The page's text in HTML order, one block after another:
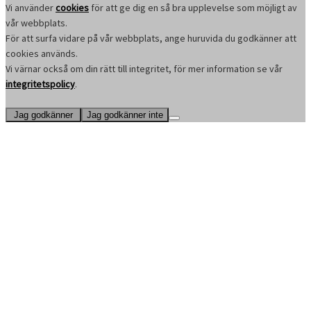
Vi användercookies för att ge dig en så bra upplevelse som möjligt av
vår webbplats.
För att surfa vidare på vår webbplats, ange huruvida du godkänner att
cookies används.
Vi värnar också om din rätt till integritet, för mer information se vår
integritetspolicy.
Jag godkänner Jag godkänner inte